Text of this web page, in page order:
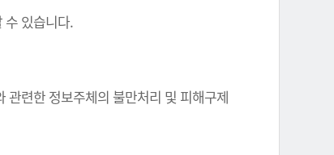
수 있습니다.
관련한 정보주체의 불만처리 및 피해구제